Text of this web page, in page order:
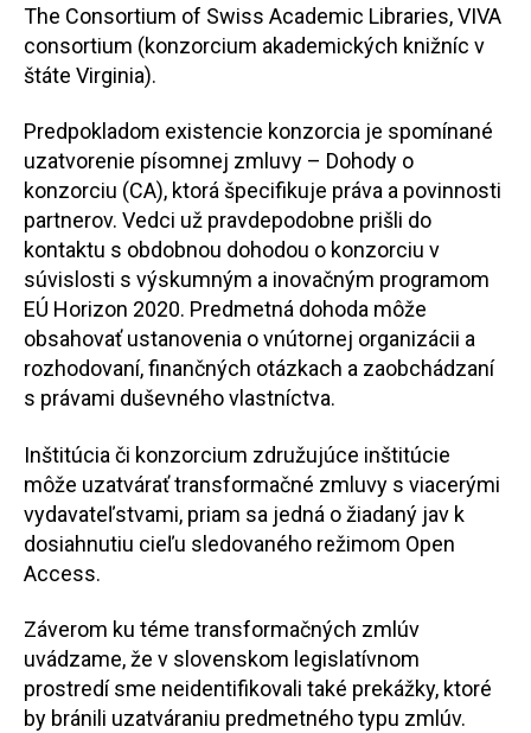
The Consortium of Swiss Academic Libraries, VIVA
consortium (konzorcium akademických knižníc v
štáte Virginia).
Predpokladom existencie konzorcia je spomínané
uzatvorenie písomnej zmluvy – Dohody o
konzorciu (CA), ktorá špecifikuje práva a povinnosti
partnerov. Vedci už pravdepodobne prišli do
kontaktu s obdobnou dohodou o konzorciu v
súvislosti s výskumným a inovačným programom
EÚ Horizon 2020. Predmetná dohoda môže
obsahovať ustanovenia o vnútornej organizácii a
rozhodovaní, finančných otázkach a zaobchádzaní
s právami duševného vlastníctva.
Inštitúcia či konzorcium združujúce inštitúcie
môže uzatvárať transformačné zmluvy s viacerými
vydavateľstvami, priam sa jedná o žiadaný jav k
dosiahnutiu cieľu sledovaného režimom Open
Access.
Záverom ku téme transformačných zmlúv
uvádzame, že v slovenskom legislatívnom
prostredí sme neidentifikovali také prekážky, ktoré
by bránili uzatváraniu predmetného typu zmlúv.